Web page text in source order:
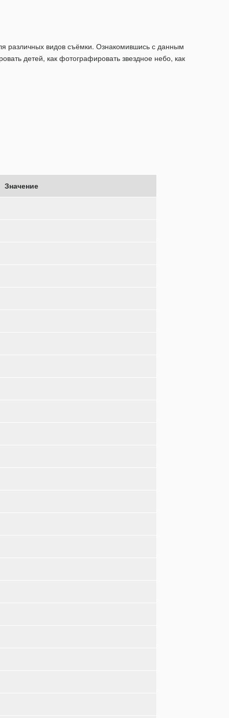
различных видов съёмки. Ознакомившись с данным
детей, как фотографировать звездное небо, как
Значение